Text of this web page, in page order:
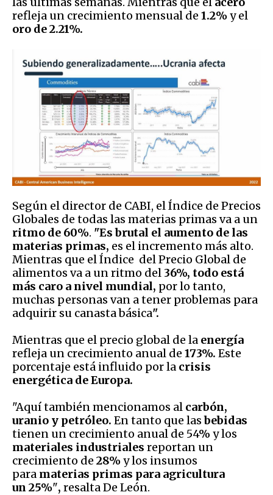
refleja un crecimiento mensual de 1.2% y el
oro de 2.21%.
Según el director de CABI, el Índice de Precios
Globales de todas las materias primas va a un
ritmo de 60%. "Es brutal el aumento de las
materias primas, es el incremento más alto.
Mientras que el Índice del Precio Global de
alimentos va a un ritmo del 36%, todo está
más caro a nivel mundial, por lo tanto,
muchas personas van a tener problemas para
adquirir su canasta básica".
Mientras que el precio global de la energía
refleja un crecimiento anual de 173%. Este
porcentaje está influido por la crisis
energética de Europa.
"Aquí también mencionamos al carbón,
uranio y petróleo. En tanto que lasbebidas
tienen un crecimiento anual de 54% y los
materiales industriales reportan un
crecimiento de 28% y los insumos
para materias primas para agricultura
un 25%", resalta De León.